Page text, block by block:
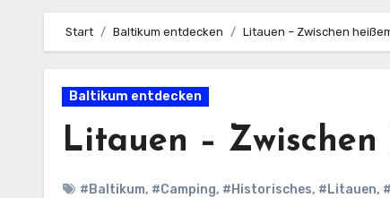
Start Baltikum entdecken Litauen – Zwischen
Baltikum entdecken
Litauen –
#Baltikum, #Camping, #Historisches, #Litauen,